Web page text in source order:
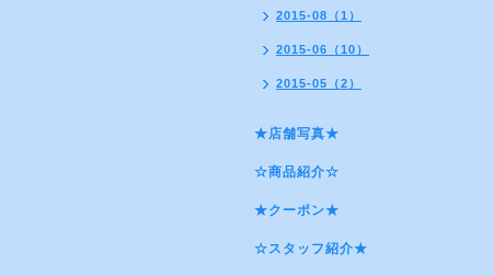
2015-08（1）
2015-06（10）
2015-05（2）
★店舗写真★
☆商品紹介☆
★クーポン★
☆スタッフ紹介★